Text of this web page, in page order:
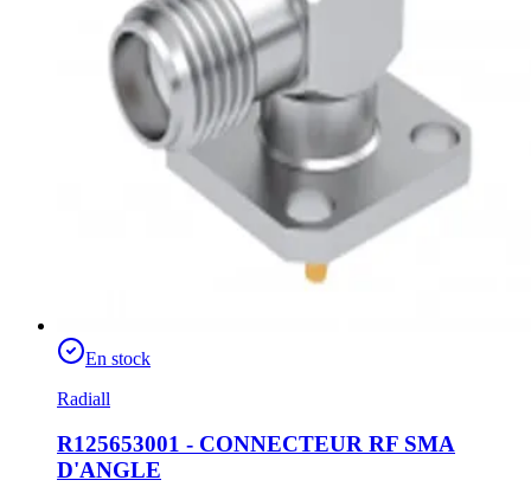
En stock
Radiall
R125653001 - CONNECTEUR RF SMA
D'ANGLE